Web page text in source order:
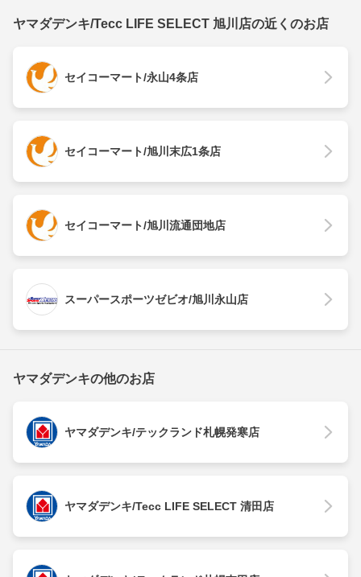
ヤマダデンキ/Tecc LIFE SELECT 旭川店の近くのお店
セイコーマート/永山4条店
セイコーマート/旭川末広1条店
セイコーマート/旭川流通団地店
スーパースポーツゼビオ/旭川永山店
ヤマダデンキの他のお店
ヤマダデンキ/テックランド札幌発寒店
ヤマダデンキ/Tecc LIFE SELECT 清田店